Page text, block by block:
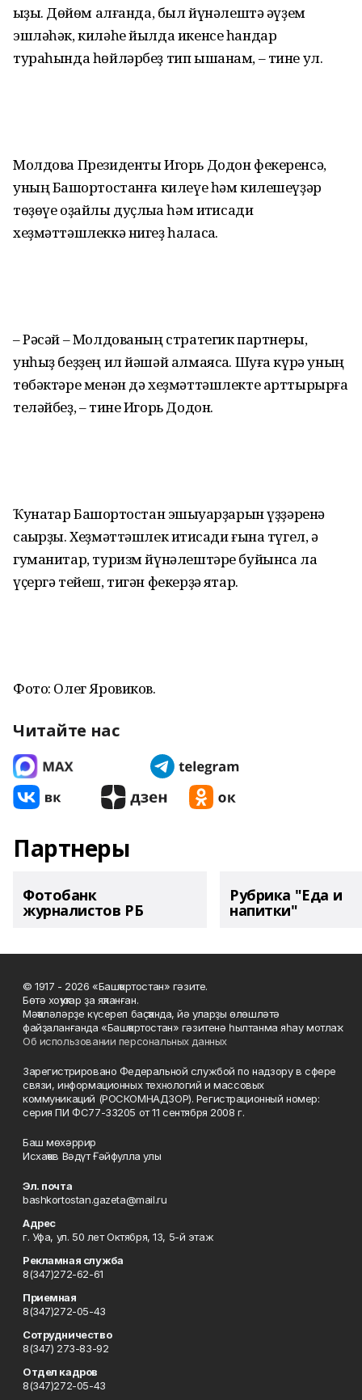
ҡыҙыҡ. Дөйөм алғанда, был йүнәлештә әүҙем
эшләһәк, киләһе йылда икенсе һандар
тураһында һөйләрбеҙ тип ышанам, – тине ул.
Молдова Президенты Игорь Додон фекеренсә,
уның Башҡортостанға килеүе һәм килешеүҙәр
төҙөүе оҙайлы дуҫлыҡҡа һәм иҡтисади
хеҙмәттәшлеккә нигеҙ һаласаҡ.
– Рәсәй – Молдованың стратегик партнеры,
унһыҙ беҙҙең ил йәшәй алмаясаҡ. Шуға күрә уның
төбәктәре менән дә хеҙмәттәшлекте арттырырға
теләйбеҙ, – тине Игорь Додон.
Ҡунаҡтар Башҡортостан эшҡыуарҙарын үҙҙәренә
саҡырҙы. Хеҙмәттәшлек иҡтисади ғына түгел, ә
гуманитар, туризм йүнәлештәре буйынса ла
үҫергә тейеш, тигән фекерҙә яҡтар.
Фото: Олег Яровиков.
Читайте нас
Партнеры
Фотобанк
журналистов РБ
Рубрика "Еда и
напитки"
© 1917 - 2026 «Башҡортостан» гәзите.
Бөтә хоҡуҡтар ҙа яҡланған.
Мәҡәләләрҙе күсереп баҫҡанда, йә уларҙы өлөшләтә
файҙаланғанда «Башҡортостан» гәзитенә һылтанма яһау мотлаҡ.
Об использовании персональных данных
Зарегистрировано Федеральной службой по надзору в сфере
связи, информационных технологий и массовых
коммуникаций (РОСКОМНАДЗОР). Регистрационный номер:
серия ПИ ФС77-33205 от 11 сентября 2008 г.
Баш мөхәррир
Исхаҡов Вәдүт Ғәйфулла улы
Эл. почта
bashkortostan.gazeta@mail.ru
Адрес
г. Уфа, ул. 50 лет Октября, 13, 5-й этаж
Рекламная служба
8(347)272-62-61
Приемная
8(347)272-05-43
Сотрудничество
8(347) 273-83-92
Отдел кадров
8(347)272-05-43